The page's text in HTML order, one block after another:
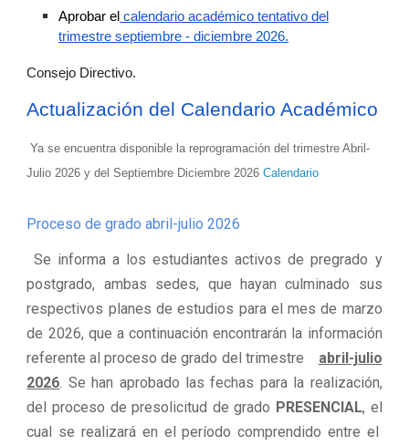
Aprobar el calendario académico tentativo del
trimestre septiembre - diciembre 2026.
Consejo Directivo.
Actualización del Calendario Académico
Ya se encuentra disponible la reprogramación del trimestre Abril-
Julio 2026 y del Septiembre Diciembre 2026Calendario
Proceso de grado abril-julio 2026
Se informa a los estudiantes activos de pregrado y
postgrado, ambas sedes, que hayan culminado sus
respectivos planes de estudios para el mes de marzo
de 2026, que a continuación encontrarán la información
referente al proceso de grado del trimestre abril-julio
2026. Se han aprobado las fechas para la realización,
del proceso de presolicitud de grado PRESENCIAL, el
cual se realizará en el período comprendido entre el